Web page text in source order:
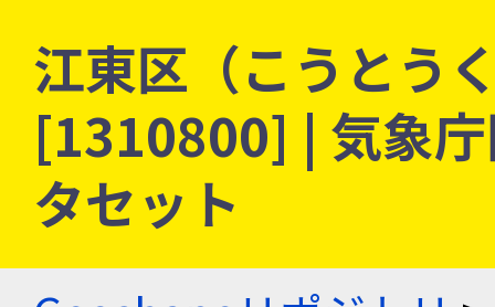
江東区（こうとう
[1310800] | 気象
タセット